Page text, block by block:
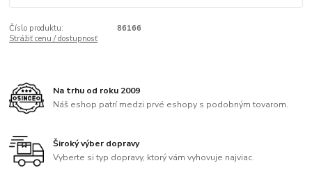
Číslo produktu:
86166
Strážiť cenu / dostupnosť
Na trhu od roku 2009
Náš eshop patrí medzi prvé eshopy s podobným tovarom.
Široký výber dopravy
Vyberte si typ dopravy, ktorý vám vyhovuje najviac.